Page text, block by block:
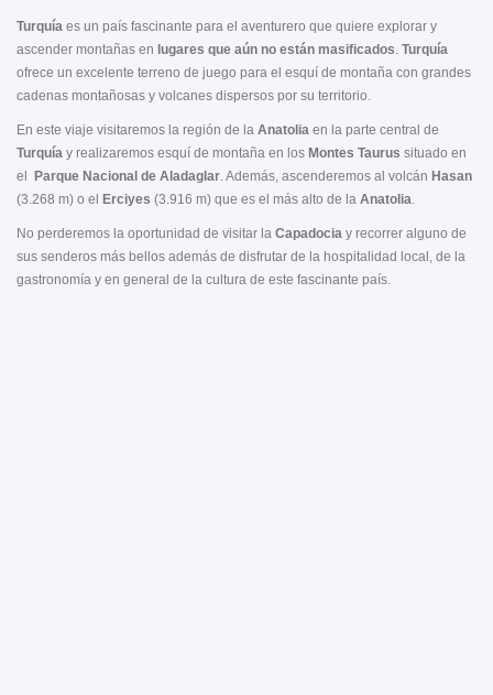
Turquía es un país fascinante para el aventurero que quiere explorar y
ascender montañas en lugares que aún no están masificados. Turquía
ofrece un excelente terreno de juego para el esquí de montaña con grandes
cadenas montañosas y volcanes dispersos por su territorio.
En este viaje visitaremos la región de la Anatolia en la parte central de
Turquía y realizaremos esquí de montaña en los Montes Taurus situado en
el
Parque Nacional de Aladaglar. Además, ascenderemos al volcán Hasan
(3.268 m) o el
Erciyes (3.916 m) que es el más alto de la Anatolia.
No perderemos la oportunidad de visitar la Capadocia y recorrer alguno de
sus senderos más bellos además de disfrutar de la hospitalidad local, de la
gastronomía y en general de la cultura de este fascinante país.